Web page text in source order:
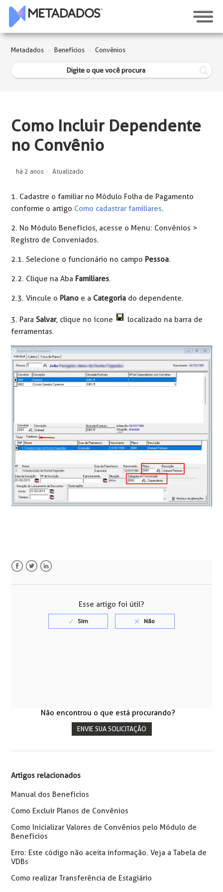
Metadados Benefícios Convênios
Como Incluir Dependente
no Convênio
há 2 anos Atualizado
1. Cadastre o familiar no Módulo Folha de Pagamento
conforme o artigo Como cadastrar familiares.
2. No Módulo Benefícios, acesse o Menu: Convênios >
Registro de Conveniados.
2.1. Selecione o funcionário no campo Pessoa.
2.2. Clique na Aba Familiares.
2.3. Vincule o Plano e a Categoria do dependente.
3. Para Salvar, clique no ícone
localizado na barra de
ferramentas.
Esse artigo foi útil?
Não encontrou o que está procurando?
ENVIE SUA SOLICITAÇÃO
Artigos relacionados
Manual dos Benefícios
Como Excluir Planos de Convênios
Como Inicializar Valores de Convênios pelo Módulo de
Benefícios
Erro: Este código não aceita informação. Veja a Tabela de
VDBs
Como realizar Transferência de Estagiário